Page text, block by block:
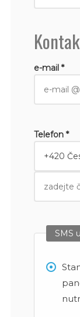
e-mail *
Telefon *
SMS